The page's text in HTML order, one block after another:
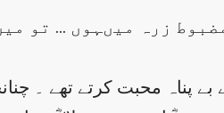
زرہ میںہوں … تو
پناہ محبت کرتے تھے ۔